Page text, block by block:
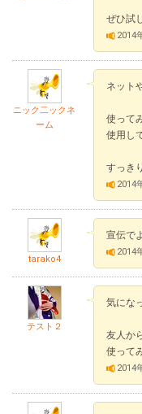
ぜひ試
2014
ニック二ックネ
ーム
ネット
使って
使用し
すっき
2014
tarako4
宣伝で
2014
テスト２
気にな
友人か
使って
2014